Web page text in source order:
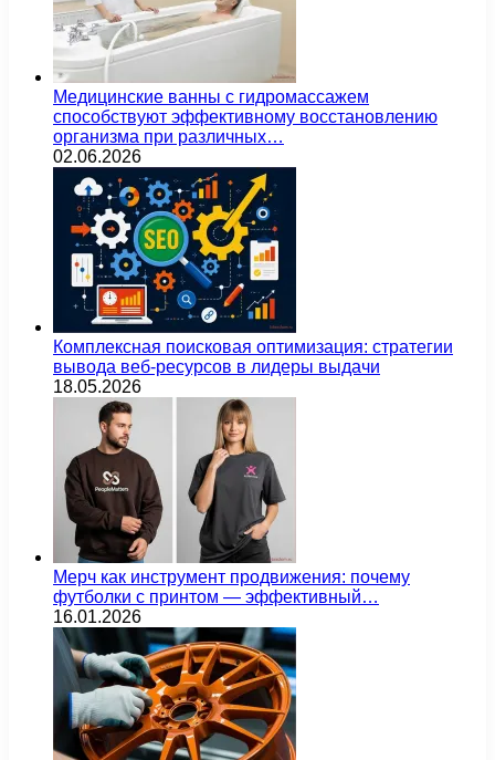
Медицинские ванны с гидромассажем
способствуют эффективному восстановлению
организма при различных…
02.06.2026
Комплексная поисковая оптимизация: стратегии
вывода веб-ресурсов в лидеры выдачи
18.05.2026
Мерч как инструмент продвижения: почему
футболки с принтом — эффективный…
16.01.2026